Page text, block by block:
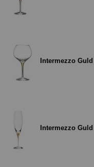
Intermezzo
Intermezzo